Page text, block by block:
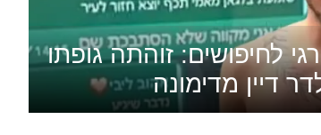
לחיפושים: זוהתה גופתו
דיין מדימונה